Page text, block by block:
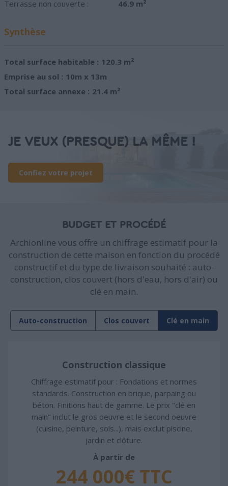
Terrasse non couverte :
46.9 m²
Synthèse
Total surface habitable : 120.3 m²
Emprise au sol : 10m x 13m
Total surface annexe : 21.4 m²
JE VEUX (PRESQUE) LA MÊME !
Confiez votre projet
BUDGET ET PROCÉDÉ
Archionline vous offre un chiffrage estimatif pour la
construction de cette maison en fonction du procédé
constructif et du type de livraison souhaité : auto-
construction, clos couvert (hors d'eau, hors d'air) ou
clé en main.
Auto-construction Clos couvert Clé en main
Construction classique
Chiffrage estimatif pour : Fondations et normes
standards. Construction en brique, parpaing ou
béton. Finitions haut de gamme. Le prix "clé en
main" inclut le gros oeuvre et le second oeuvre
(cuisine, peinture, sols...), mais exclut piscine,
jardin et clôture.
À partir de
244 000€ TTC